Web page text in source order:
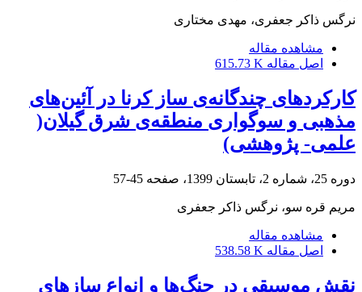
نرگس ذاکر جعفری، مهدی مختاری
مشاهده مقاله
اصل مقاله 615.73 K
کارکردهای چندگانه‌ی ساز کرنا در آئین‌های
مذهبی و سوگواری منطقه‌ی شرق گیلان(
علمی- پژوهشی)
دوره 25، شماره 2، تابستان 1399، صفحه 45-57
مریم قره سو، نرگس ذاکر جعفری
مشاهده مقاله
اصل مقاله 538.58 K
نقش موسیقی در جنگ‌ها و انواع سازهای